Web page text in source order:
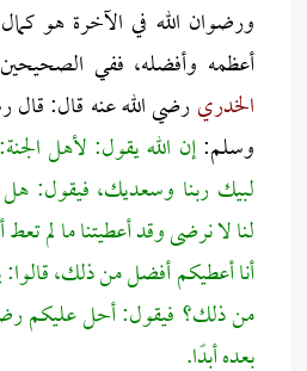
ورضوان الله في الآخرة هو
أعظمه وأفضله، ففي
الخدريرضي الله عنه قال: قال
وسلم:إن الله يقول: لأهل
لبيك ربنا وسعديك، فيقول:
لنا لا نرضى وقد أعطيتنا ما لم
أنا أعطيكم أفضل من ذلك،
من ذلك؟ فيقول: أحل عليكم
بعده أبدًا.